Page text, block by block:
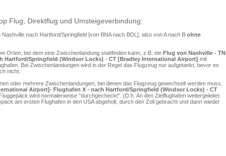
Flug, Direktflug und Umsteigeverbindung:
nach Hartford/Springfield [von BNA nach BDL]; also von A nach B ohne
Orten, bei dem eine Zwischenlandung stattfinden kann, z.B. ein Flug von Nashville - TN
Hartford/Springfield (Windsor Locks) - CT [Bradley International Airport] mit
Bei Zwischenlandungen wird in der Regel das Flugzeug nur aufgetankt, bevor es
nicht.
oder mehrere Zwischenlandungen, bei denen das Flugzeug gewechselt werden muss,
Airport]- Flughafen X - nach Hartford/Springfield (Windsor Locks) - CT
Fluggepäck wird normalerweise "durchgecheckt". (D.h. An den Zielflughafen weitergeleitet.
am ersten Flughafen in den USA abgeholt, durch den Zoll gebracht und dann wieder